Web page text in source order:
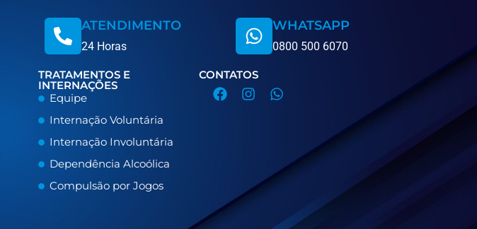
ATENDIMENTO
24 Horas
WHATSAPP
0800 500 6070
TRATAMENTOS E
INTERNAÇÕES
Equipe
Internação Voluntária
Internação Involuntária
Dependência Alcoólica
Compulsão por Jogos
CONTATOS